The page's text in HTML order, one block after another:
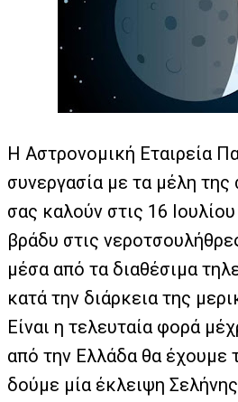
Η Αστρονομική Εταιρεία
συνεργασία με τα μέλη
σας καλούν στις 16
βράδυ στις
μέσα από τα διαθέσιμα
κατά την διάρκεια της
Είναι η τελευταία φορά
από την Ελλάδα θα έχουμε
δούμε μία έκλειψη